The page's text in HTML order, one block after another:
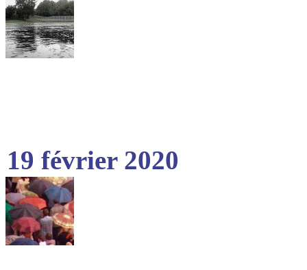
19 février 2020